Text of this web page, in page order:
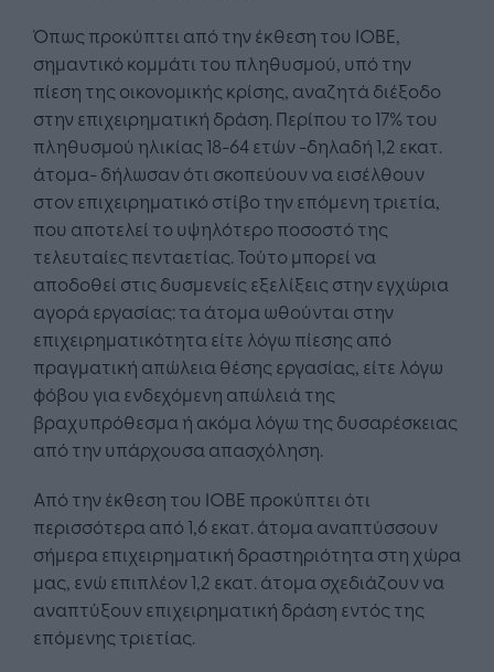
Όπως προκύπτει από την έκθεση του ΙΟΒΕ,
σημαντικό κομμάτι του πληθυσμού, υπό την
πίεση της οικονομικής κρίσης, αναζητά διέξοδο
στην επιχειρηματική δράση. Περίπου το 17% του
πληθυσμού ηλικίας 18-64 ετών -δηλαδή 1,2 εκατ.
άτομα- δήλωσαν ότι σκοπεύουν να εισέλθουν
στον επιχειρηματικό στίβο την επόμενη τριετία,
που αποτελεί το υψηλότερο ποσοστό της
τελευταίες πενταετίας. Τούτο μπορεί να
αποδοθεί στις δυσμενείς εξελίξεις στην εγχώρια
αγορά εργασίας: τα άτομα ωθούνται στην
επιχειρηματικότητα είτε λόγω πίεσης από
πραγματική απώλεια θέσης εργασίας, είτε λόγω
φόβου για ενδεχόμενη απώλειά της
βραχυπρόθεσμα ή ακόμα λόγω της δυσαρέσκειας
από την υπάρχουσα απασχόληση.
Από την έκθεση του ΙΟΒΕ προκύπτει ότι
περισσότερα από 1,6 εκατ. άτομα αναπτύσσουν
σήμερα επιχειρηματική δραστηριότητα στη χώρα
μας, ενώ επιπλέον 1,2 εκατ. άτομα σχεδιάζουν να
αναπτύξουν επιχειρηματική δράση εντός της
επόμενης τριετίας.